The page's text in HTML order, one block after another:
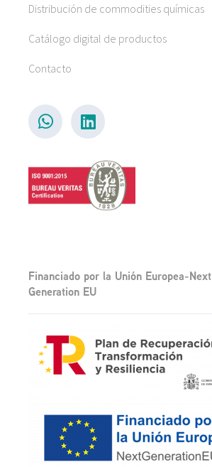
Distribución de commodities químicas
Catálogo digital de productos
Contacto
Financiado por la Unión Europea-Next
Generation EU